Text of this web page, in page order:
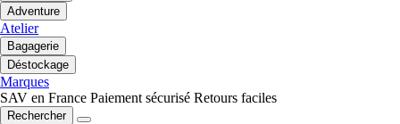
Adventure
Atelier
Bagagerie
Déstockage
Marques
SAV en France Paiement sécurisé Retours faciles
Rechercher